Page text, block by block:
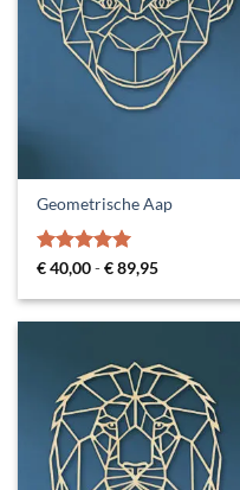
Geometrische Aap
Gewaardeerd
€40,00-€89,95Prijsklasse:
tot